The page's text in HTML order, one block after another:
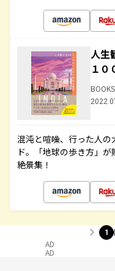
人生
１０
混沌と喧噪、行った人
ド。「地球の歩き方」
絶景集！
1
AD
AD